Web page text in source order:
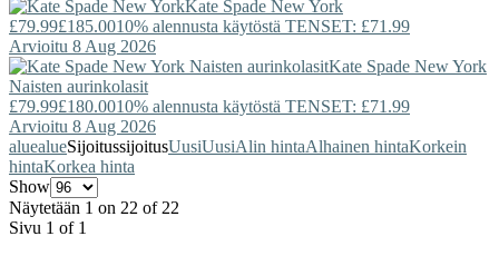
Kate Spade New York
£79.99£185.0010% alennusta käytöstä TENSET: £71.99
Arvioitu 8 Aug 2026
Kate Spade New York
Naisten aurinkolasit
£79.99£180.0010% alennusta käytöstä TENSET: £71.99
Arvioitu 8 Aug 2026
aluealueSijoitussijoitusUusiUusiAlin hintaAlhainen hintaKorkein
hintaKorkea hinta
Show
Näytetään 1 on 22 of 22
Sivu 1 of 1